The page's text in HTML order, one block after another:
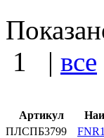
1
| все
Артикул
ПЛСПБ3799